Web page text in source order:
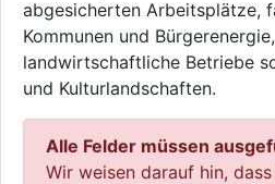
abgesicherten Arbeitsplätze,
Kommunen und
landwirtschaftliche Betriebe
und Kulturlandschaften.
Alle Felder müssen
Wir weisen darauf hin,